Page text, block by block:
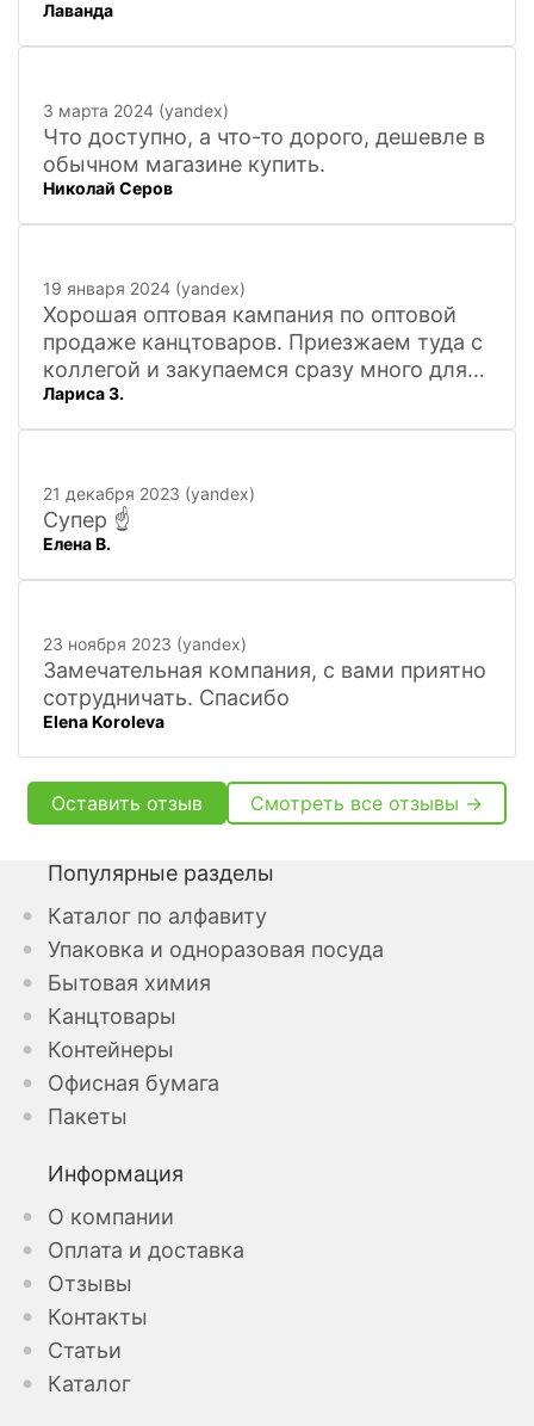
Лаванда
3 марта 2024 (yandex)
Что доступно, а что-то дорого, дешевле в
обычном магазине купить.
Николай Серов
19 января 2024 (yandex)
Хорошая оптовая кампания по оптовой
продаже канцтоваров. Приезжаем туда с
коллегой и закупаемся сразу много для
офиса. Удобно. Есть практически всё, что
нужно, и по хорошим ценам. Вежливый
искать
Лариса З.
21 декабря 2023 (yandex)
Супер ☝️
Елена В.
23 ноября 2023 (yandex)
Замечательная компания, с вами приятно
сотрудничать. Спасибо
Elena Koroleva
Оставить отзыв Смотреть все отзывы →
Популярные разделы
Каталог по алфавиту
Упаковка и одноразовая посуда
Бытовая химия
Канцтовары
Контейнеры
Офисная бумага
Пакеты
Информация
О компании
Оплата и доставка
Отзывы
Контакты
Статьи
Каталог